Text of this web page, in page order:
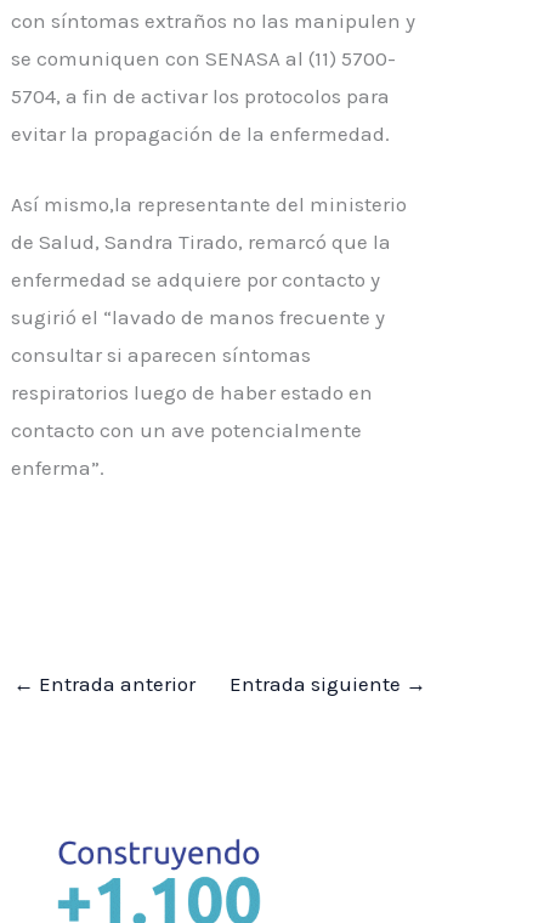
con síntomas extraños no las manipulen y
se comuniquen con SENASA al (11) 5700-
5704, a fin de activar los protocolos para
evitar la propagación de la enfermedad.
Así mismo,la representante del ministerio
de Salud, Sandra Tirado, remarcó que la
enfermedad se adquiere por contacto y
sugirió el “lavado de manos frecuente y
consultar si aparecen síntomas
respiratorios luego de haber estado en
contacto con un ave potencialmente
enferma”.
← Entrada anterior Entrada siguiente →